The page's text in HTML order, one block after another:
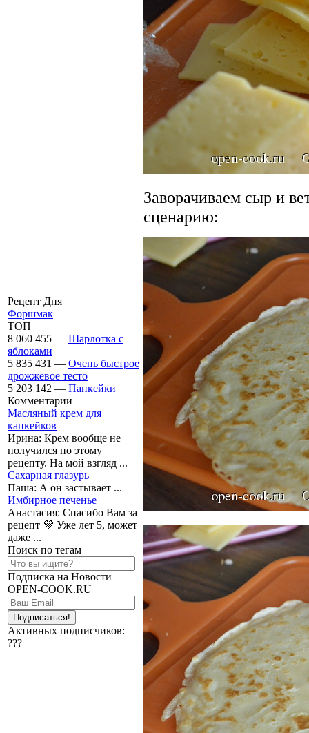
Рецепт Дня
Форшмак
ТОП
8 060 455 — Шарлотка с
яблоками
5 835 431 — Очень быстрое
дрожжевое тесто
5 203 142 — Панкейки
Комментарии
Масляный крем для
капкейков
Ирина: Крем вообще не
получился по этому
рецепту. На мой взгляд ...
Сахарная глазурь
Паша: А он застывает ...
Имбирное печенье
Анастасия: Спасибо Вам за
рецепт 💜 Уже лет 5, может
даже ...
Поиск по тегам
Подписка на Новости
OPEN-COOK.RU
Активных подписчиков:
???
Заворачиваем сыр и
сценарию: